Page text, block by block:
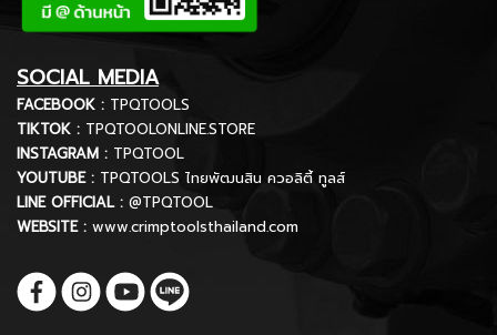
SOCIAL MEDIA
FACEBOOK : TPQTOOLS
TIKTOK : TPQTOOLONLINE.STORE
INSTAGRAM : TPQTOOL
YOUTUBE : TPQTOOLS ไทยพัฒนสิน ควอลิตี้ ทูลส์
LINE OFFICIAL : @TPQTOOL
WEBSITE : www.crimptoolsthailand.com